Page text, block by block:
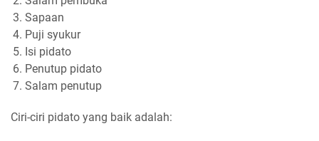
Sapaan
Puji syukur
Isi pidato
Penutup pidato
Salam penutup
Ciri-ciri pidato yang baik adalah: